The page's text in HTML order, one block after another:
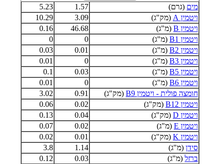
מים (גרם) 1.57
5.23
ויטמין A
(מק"ג) 3.09
10.29
ויטמין B
(מ"ג) 46.68
0.16
ויטמין B1
(מ"ג) 0
0
ויטמין B2
(מ"ג) 0.01
0.03
ויטמין B3
(מ"ג) 0
0.01
ויטמין B5
(מ"ג) 0.03
0.1
ויטמין B6
(מ"ג) 0
0.01
חומצה פולית - ויטמין B9
(מק"ג) 0.91
3.02
ויטמין B12
(מק"ג) 0.02
0.06
ויטמין D
(מק"ג) 0.04
0.13
ויטמין E
(מ"ג) 0.02
0.07
ויטמין K
(מק"ג) 0.01
0.02
סידן (מ"ג) 1.14
3.8
ברזל (מ"ג) 0.03
0.12